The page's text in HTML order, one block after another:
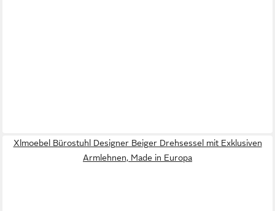
Xlmoebel Bürostuhl Designer Beiger Drehsessel mit Exklusiven
Armlehnen, Made in Europa